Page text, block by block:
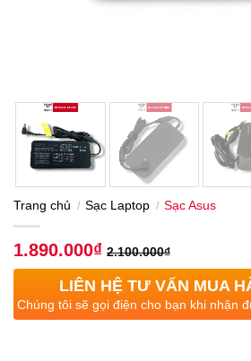
Trang chủ / Sạc Laptop / Sạc Asus
1.890.000₫ 2.100.000₫
LIÊN HỆ TƯ VẤN MUA
Chúng tôi sẽ gọi điện cho bạn khi nhận